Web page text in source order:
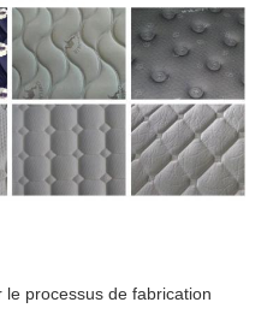
processus de fabrication